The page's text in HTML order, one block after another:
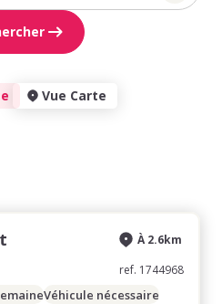
Vue Carte
À 2.6km
ref. 1744968
Véhicule nécessaire